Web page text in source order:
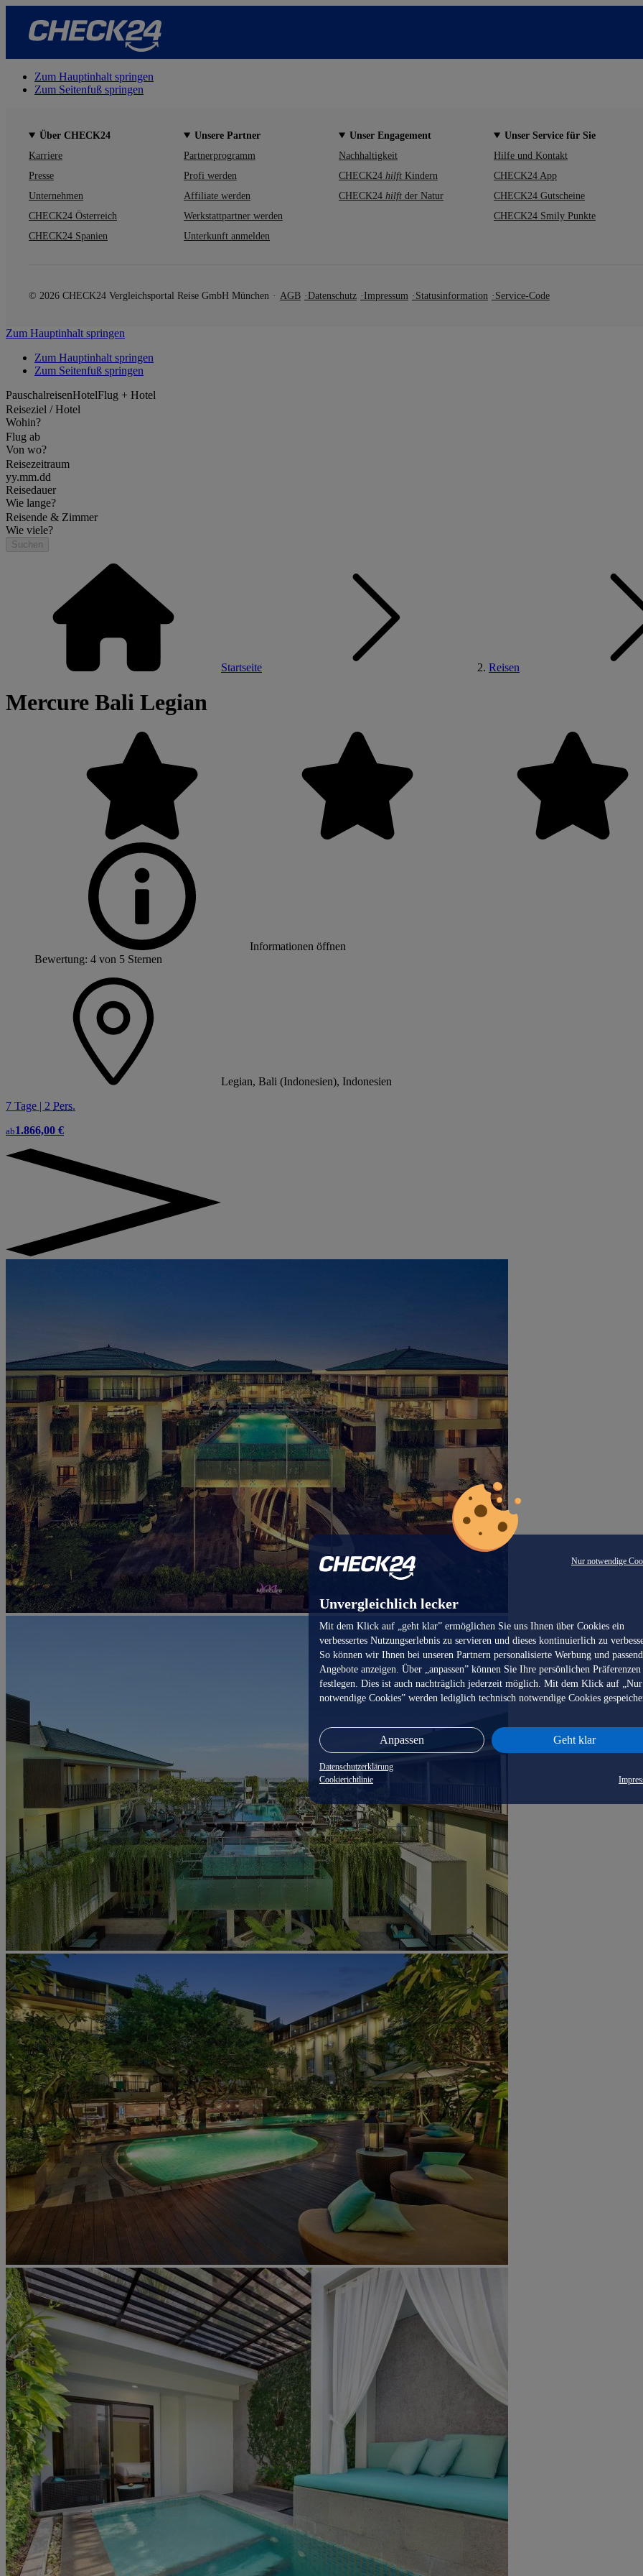
Nur notwendige
Unvergleichlich lecker
Mit dem Klick auf „geht klar” ermöglichen Sie uns Ihnen über Cookies ein
verbessertes Nutzungserlebnis zu servieren und dieses kontinuierlich zu
So können wir Ihnen bei unseren Partnern personalisierte Werbung und
Angebote anzeigen. Über „anpassen” können Sie Ihre persönlichen Präferenzen
festlegen. Dies ist auch nachträglich jederzeit möglich. Mit dem Klick auf „Nur
notwendige Cookies” werden lediglich technisch notwendige Cookies
Anpassen Geht klar
Datenschutzerklärung
Cookierichtlinie
Zum Hauptinhalt springen
Zum Seitenfuß springen
Über CHECK24
Karriere
Presse
Unternehmen
CHECK24 Österreich
CHECK24 Spanien
Unsere Partner
Partnerprogramm
Profi werden
Affiliate werden
Werkstattpartner werden
Unterkunft anmelden
Unser Engagement
Nachhaltigkeit
CHECK24 hilft Kindern
CHECK24 hilft der Natur
Unser Service für Sie
Hilfe und Kontakt
CHECK24 App
CHECK24 Gutscheine
CHECK24 Smily Punkte
© 2026 CHECK24 Vergleichsportal Reise GmbH München AGB Datenschutz Impressum Statusinformation Service-Code
Zum Hauptinhalt springen
Zum Hauptinhalt springen
Zum Seitenfuß springen
PauschalreisenHotelFlug + Hotel
Reiseziel / Hotel
Wohin?
Flug ab
Von wo?
Reisezeitraum
yy.mm.dd
Reisedauer
Wie lange?
Reisende & Zimmer
Wie viele?
Suchen
Startseite Reisen
Mercure Bali Legian
Informationen öffnen
Bewertung: 4 von 5 Sternen
Legian, Bali (Indonesien), Indonesien
7 Tage | 2 Pers.
ab1.866,00 €